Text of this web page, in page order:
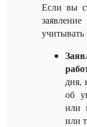
Если вы
дня,
об
или
или